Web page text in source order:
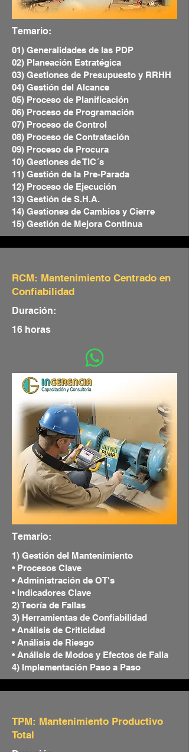
Temario:
01) Generalidades de las PDP
02) Planeación Estratégica
03) Gestiones de Presupuesto y RRHH
04) Gestión del Alcance
05) Proceso de Planificación
06) Proceso de Programación
07) Proceso de Control
08) Proceso de Contratación
09) Proceso de Procura
10) Gestiones de TIC´s
11) Gestión de la Pre-Parada
12) Proceso de Ejecución
13) Gestión de S.H.A.
14) Gestiones de Cambios y Cierre
15) Gestión de Mejora Continua
RCM: Mantenimiento Centrado en
Confiabilidad
Duración:
16 horas
Temario:
1) Gestión del Mantenimiento
• Procesos Clave
• Administración de OT's
• Indicadores Clave
2) Teoría de Fallas
3) Herramientas de Confiabilidad
• Análisis de Criticidad
• Análisis de Riesgo
• Análisis de Modos y Efectos de Falla
4) Implementación Paso a Paso
TPM: Mantenimiento Productivo
Total